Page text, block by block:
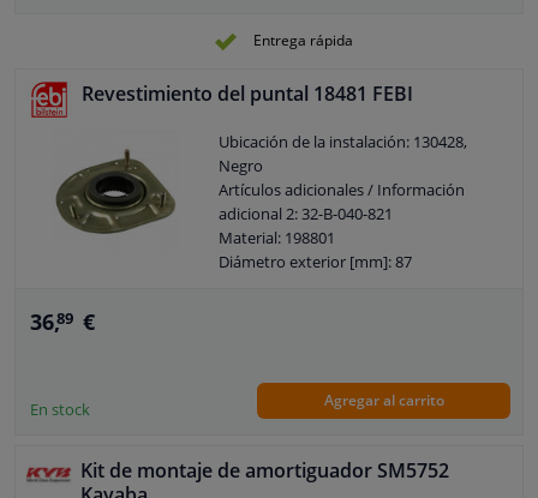
Entrega rápida
Revestimiento del puntal 18481 FEBI
Ubicación de la instalación: 130428,
Negro
Artículos adicionales / Información
adicional 2: 32-B-040-821
Material: 198801
Diámetro exterior [mm]: 87
Ancho [mm]: 142
36,89 €
En stock Agregar al carrito
Kit de montaje de amortiguador SM5752